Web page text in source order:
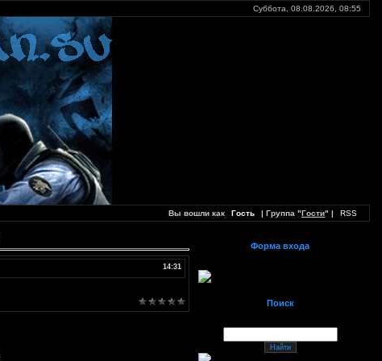
Суббота, 08.08.2026, 08:55
Вы вошли как Гость | Группа "Гости" | RSS
14:31
Форма входа
Поиск